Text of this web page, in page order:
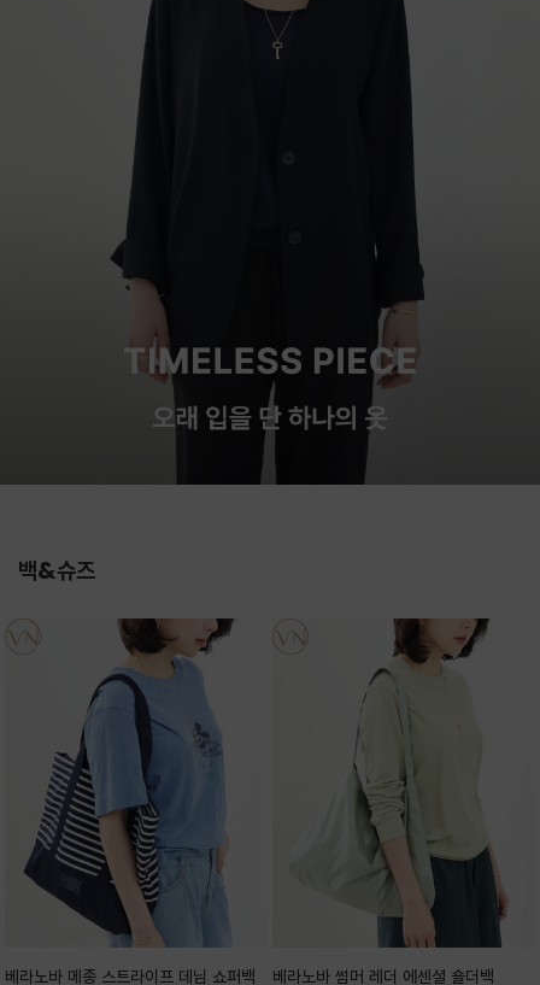
백&슈즈
베라노바 메종 스트라이프 데님 쇼퍼백 베라노바 썸머 레더 에센셜 숄더백